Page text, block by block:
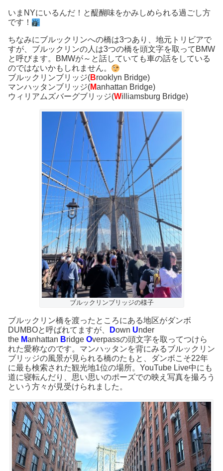
いまNYにいるんだ！と醍醐味をかみしめられる過ごし方
です！
ちなみにブルックリンへの橋は3つあり、地元トリビアで
すが、ブルックリンの人は3つの橋を頭文字を取ってBMW
と呼びます。BMWが～と話していても車の話をしている
のではないかもしれません。
ブルックリンブリッジ(Brooklyn Bridge)
マンハッタンブリッジ(Manhattan Bridge)
ウィリアムズバーグブリッジ(Williamsburg Bridge)
ブルックリンブリッジの様子
ブルックリン橋を渡ったところにある地区がダンボ
DUMBOと呼ばれてますが、
Down Under
the Manhattan Bridge Overpassの頭文字を取ってつけら
れた愛称なのです。マンハッタンを背にみるブルックリン
ブリッジの風景が見られる橋のたもと、ダンボこそ22年
に最も検索された観光地1位の場所。YouTube Live中にも
道に寝転んだり、思い思いのポーズでの映え写真を撮ろう
という方々が見受けられました。